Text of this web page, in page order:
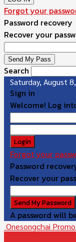
Forgot your
Password recovery
Recover your
Search
Saturday, August
Sign in
Welcome! Log
Forgot your
Password
Recover your
A password will
Onesongchai